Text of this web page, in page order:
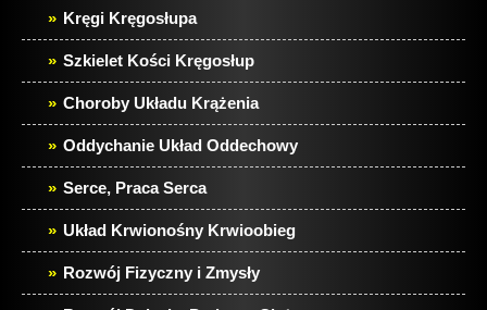
Kręgi Kręgosłupa
Szkielet Kości Kręgosłup
Choroby Układu Krążenia
Oddychanie Układ Oddechowy
Serce, Praca Serca
Układ Krwionośny Krwioobieg
Rozwój Fizyczny i Zmysły